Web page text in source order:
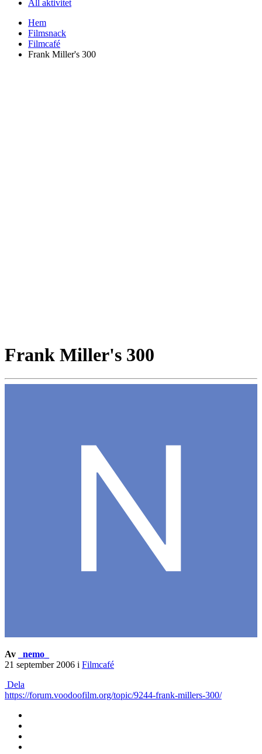
All aktivitet
Hem
Filmsnack
Filmcafé
Frank Miller's 300
Frank Miller's 300
Av
_nemo_
21 september 2006 i Filmcafé
Dela
https://forum.voodoofilm.org/topic/9244-frank-millers-300/